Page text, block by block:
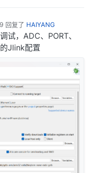
回复了 HAIYANG
，ADC、PORT、
Jlink配置